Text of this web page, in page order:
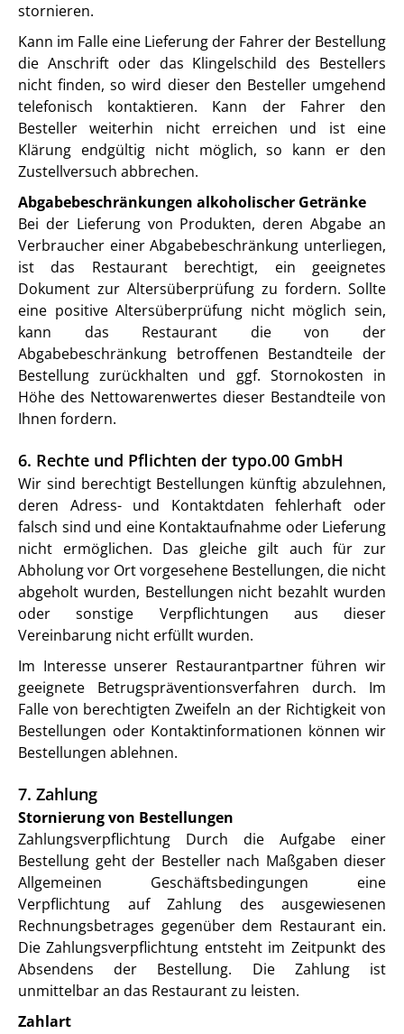
stornieren.
Kann im Falle eine Lieferung der Fahrer der Bestellung
die Anschrift oder das Klingelschild des Bestellers
nicht finden, so wird dieser den Besteller umgehend
telefonisch kontaktieren. Kann der Fahrer den
Besteller weiterhin nicht erreichen und ist eine
Klärung endgültig nicht möglich, so kann er den
Zustellversuch abbrechen.
Abgabebeschränkungen alkoholischer Getränke
Bei der Lieferung von Produkten, deren Abgabe an
Verbraucher einer Abgabebeschränkung unterliegen,
ist das Restaurant berechtigt, ein geeignetes
Dokument zur Altersüberprüfung zu fordern. Sollte
eine positive Altersüberprüfung nicht möglich sein,
kann das Restaurant die von der
Abgabebeschränkung betroffenen Bestandteile der
Bestellung zurückhalten und ggf. Stornokosten in
Höhe des Nettowarenwertes dieser Bestandteile von
Ihnen fordern.
6. Rechte und Pflichten der typo.00 GmbH
Wir sind berechtigt Bestellungen künftig abzulehnen,
deren Adress- und Kontaktdaten fehlerhaft oder
falsch sind und eine Kontaktaufnahme oder Lieferung
nicht ermöglichen. Das gleiche gilt auch für zur
Abholung vor Ort vorgesehene Bestellungen, die nicht
abgeholt wurden, Bestellungen nicht bezahlt wurden
oder sonstige Verpflichtungen aus dieser
Vereinbarung nicht erfüllt wurden.
Im Interesse unserer Restaurantpartner führen wir
geeignete Betrugspräventionsverfahren durch. Im
Falle von berechtigten Zweifeln an der Richtigkeit von
Bestellungen oder Kontaktinformationen können wir
Bestellungen ablehnen.
7. Zahlung
Stornierung von Bestellungen
Zahlungsverpflichtung Durch die Aufgabe einer
Bestellung geht der Besteller nach Maßgaben dieser
Allgemeinen Geschäftsbedingungen eine
Verpflichtung auf Zahlung des ausgewiesenen
Rechnungsbetrages gegenüber dem Restaurant ein.
Die Zahlungsverpflichtung entsteht im Zeitpunkt des
Absendens der Bestellung. Die Zahlung ist
unmittelbar an das Restaurant zu leisten.
Zahlart